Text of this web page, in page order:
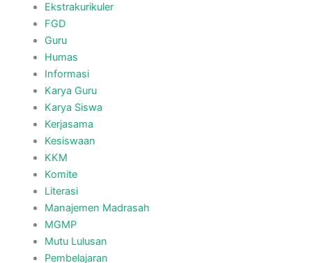
Ekstrakurikuler
FGD
Guru
Humas
Informasi
Karya Guru
Karya Siswa
Kerjasama
Kesiswaan
KKM
Komite
Literasi
Manajemen Madrasah
MGMP
Mutu Lulusan
Pembelajaran